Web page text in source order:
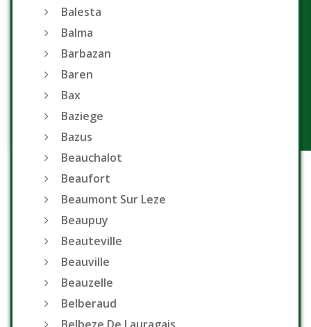
Balesta
Balma
Barbazan
Baren
Bax
Baziege
Bazus
Beauchalot
Beaufort
Beaumont Sur Leze
Beaupuy
Beauteville
Beauville
Beauzelle
Belberaud